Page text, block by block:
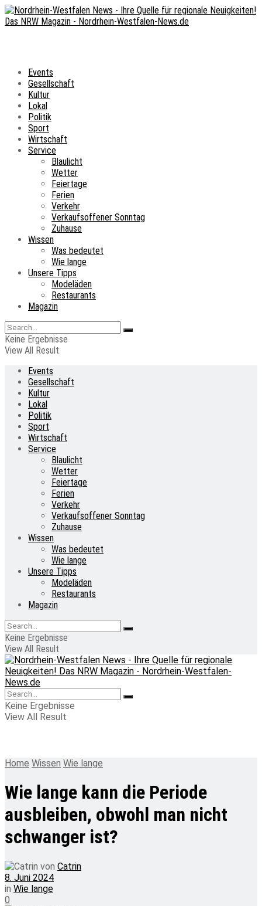
Events
Gesellschaft
Kultur
Lokal
Politik
Sport
Wirtschaft
Service
Blaulicht
Wetter
Feiertage
Ferien
Verkehr
Verkaufsoffener Sonntag
Zuhause
Wissen
Was bedeutet
Wie lange
Unsere Tipps
Modeläden
Restaurants
Magazin
Keine Ergebnisse
View All Result
Events
Gesellschaft
Kultur
Lokal
Politik
Sport
Wirtschaft
Service
Blaulicht
Wetter
Feiertage
Ferien
Verkehr
Verkaufsoffener Sonntag
Zuhause
Wissen
Was bedeutet
Wie lange
Unsere Tipps
Modeläden
Restaurants
Magazin
Keine Ergebnisse
View All Result
Keine Ergebnisse
View All Result
Home Wissen Wie lange
Wie lange kann die Periode
ausbleiben, obwohl man nicht
schwanger ist?
von Catrin
8. Juni 2024
in Wie lange
0